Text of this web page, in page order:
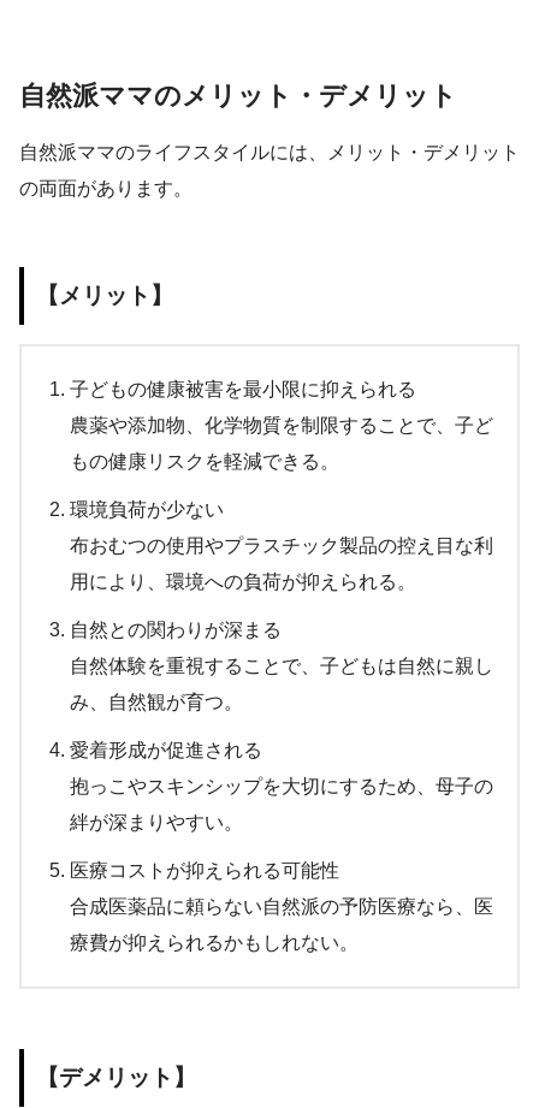
自然派ママのメリット・デメリット
自然派ママのライフスタイルには、メリット・デメリット
の両面があります。
【メリット】
子どもの健康被害を最小限に抑えられる
農薬や添加物、化学物質を制限することで、子ど
もの健康リスクを軽減できる。
環境負荷が少ない
布おむつの使用やプラスチック製品の控え目な利
用により、環境への負荷が抑えられる。
自然との関わりが深まる
自然体験を重視することで、子どもは自然に親し
み、自然観が育つ。
愛着形成が促進される
抱っこやスキンシップを大切にするため、母子の
絆が深まりやすい。
医療コストが抑えられる可能性
合成医薬品に頼らない自然派の予防医療なら、医
療費が抑えられるかもしれない。
【デメリット】